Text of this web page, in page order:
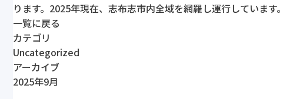
ります。2025年現在、志布志市内全域を網羅し運行しています。
一覧に戻る
カテゴリ
Uncategorized
アーカイブ
2025年9月